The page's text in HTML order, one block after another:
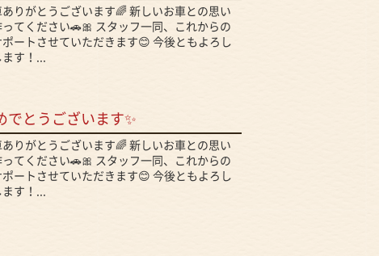
りがとうございます🌈 新しいお車との思い
てください🚗🎀 スタッフ一同、これからの
ートさせていただきます😊 今後ともよろし
す！...
でとうございます✨
りがとうございます🌈 新しいお車との思い
てください🚗🎀 スタッフ一同、これからの
ートさせていただきます😊 今後ともよろし
す！...